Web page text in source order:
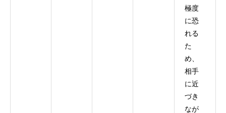
極度
に恐
れる
た
め、
相手
に近
づき
なが